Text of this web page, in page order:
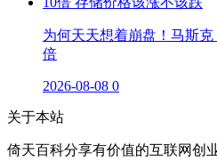
为何天天想着崩盘！马斯
倍
2026-08-08 0
关于本站
倚天百科分享有价值的互联网创